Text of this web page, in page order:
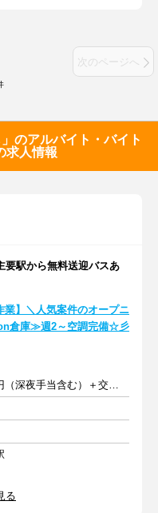
次のページへ
のアルバイト・バイト
求人情報
駅から無料送迎バスあ
業】＼人気案件のオープニ
倉庫≫週2～空調完備☆彡
時給1350円～1938円（深夜手当含む）＋交通費全額（規定アリ）
る